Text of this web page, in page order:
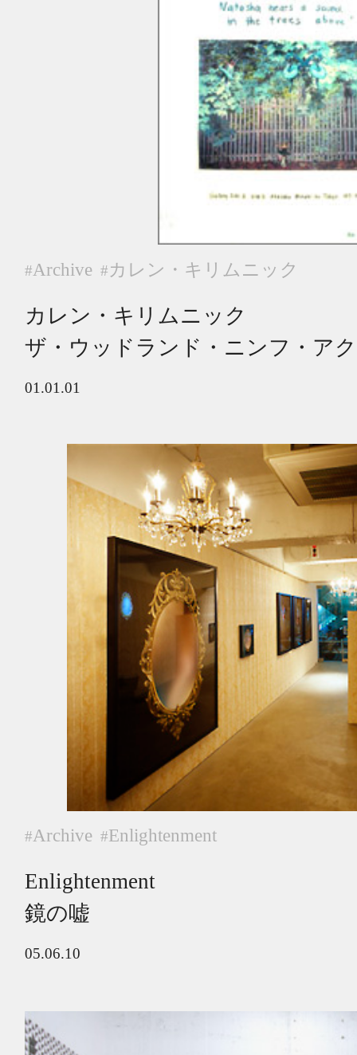
#Archive #カレン・キリムニック
カレン・キリムニック
ザ・ウッドランド・ニンフ・ア
01.01.01
#Archive #Enlightenment
Enlightenment
鏡の嘘
05.06.10